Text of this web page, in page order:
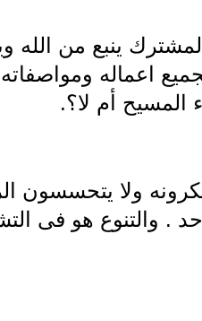
ينبع من
اعماله
المسيح أم لا؟.
ولا يتحسسون
. والتنوع هو فى